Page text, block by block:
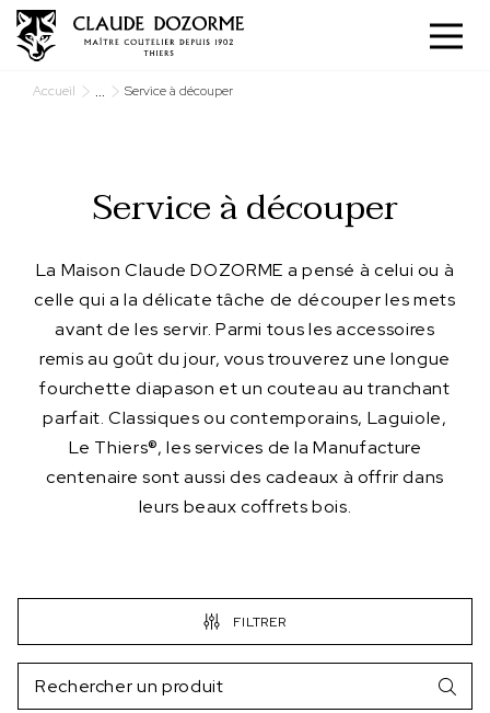
Accueil ... Service à découper
Service à découper
La Maison Claude DOZORME a pensé à celui ou à
celle qui a la délicate tâche de découper les mets
avant de les servir. Parmi tous les accessoires
remis au goût du jour, vous trouverez une longue
fourchette diapason et un couteau au tranchant
parfait. Classiques ou contemporains, Laguiole,
Le Thiers®, les services de la Manufacture
centenaire sont aussi des cadeaux à offrir dans
leurs beaux coffrets bois.
FILTRER
Panneau de gestion des cookies